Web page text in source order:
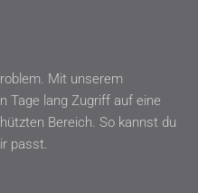
Mit unserem
Tage lang Zugriff auf eine
Bereich. So kannst du
passt.